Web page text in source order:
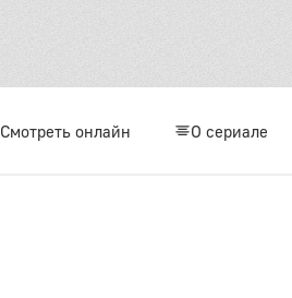
Смотреть онлайн О сериале